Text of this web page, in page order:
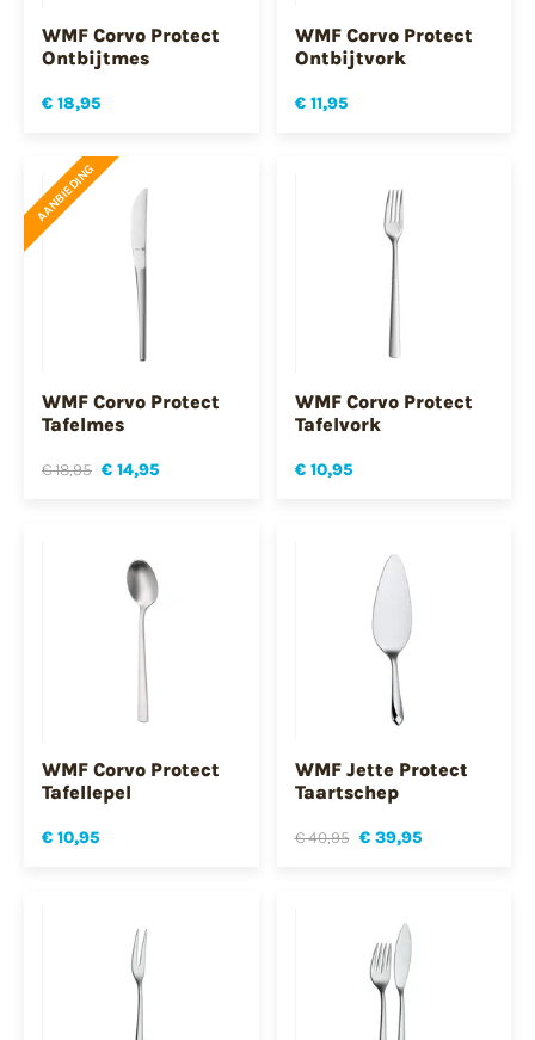
WMF Corvo Protect
Ontbijtmes
€ 18,95
WMF Corvo Protect
Ontbijtvork
€ 11,95
AANBIEDING
WMF Corvo Protect
Tafelmes
€ 18,95 € 14,95
WMF Corvo Protect
Tafelvork
€ 10,95
WMF Corvo Protect
Tafellepel
€ 10,95
WMF Jette Protect
Taartschep
€ 40,95 € 39,95